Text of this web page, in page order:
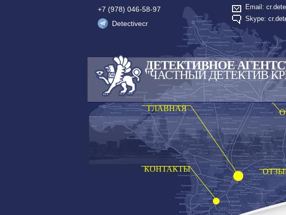
+7 (978) 046-58-97
Detectivecr
Email:
Skype:
ДЕТЕКТИВНОЕ
"ЧАСТНЫЙ ДЕТЕКТИВ
ГЛАВНАЯ
КОНТАКТЫ